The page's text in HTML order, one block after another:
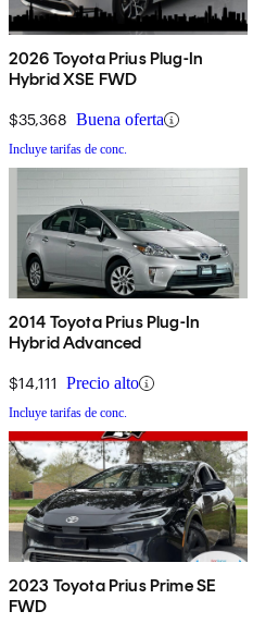
2026 Toyota Prius Plug-In
Hybrid XSE FWD
$35,368 Buena oferta
Incluye tarifas de conc.
2014 Toyota Prius Plug-In
Hybrid Advanced
$14,111 Precio alto
Incluye tarifas de conc.
2023 Toyota Prius Prime SE
FWD